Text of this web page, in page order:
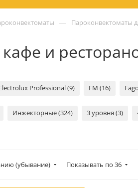
— Пароконвектоматы
и
Professional (9) FM (16)
Инжекторные (324) 3 уровня (3)
(убывание) Показывать по 36